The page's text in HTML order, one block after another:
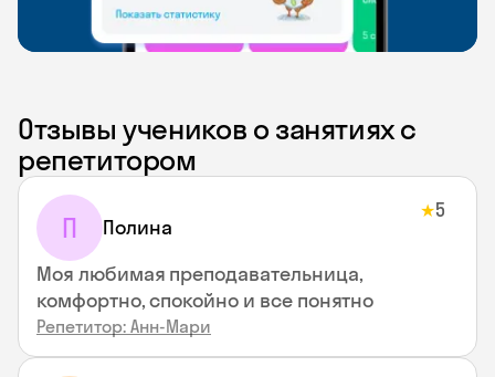
Отзывы учеников о занятиях с
репетитором
П Полина
★5
Моя любимая преподавательница,
комфортно, спокойно и все понятно
Репетитор: Анн-Мари